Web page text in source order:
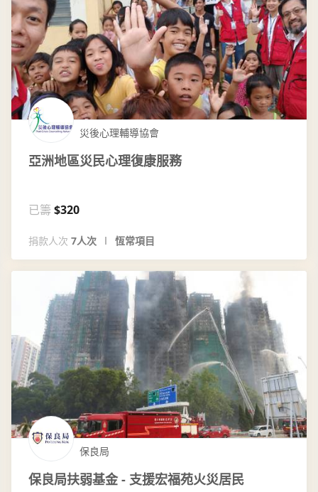
災後心理輔導協會
亞洲地區災民心理復康服務
已籌 $320
捐款人次 7人次 恆常項目
保良局
保良局扶弱基金 - 支援宏福苑火災居民